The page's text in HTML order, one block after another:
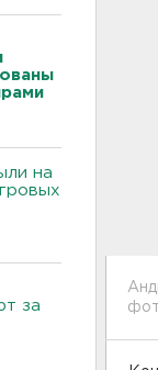
на
за